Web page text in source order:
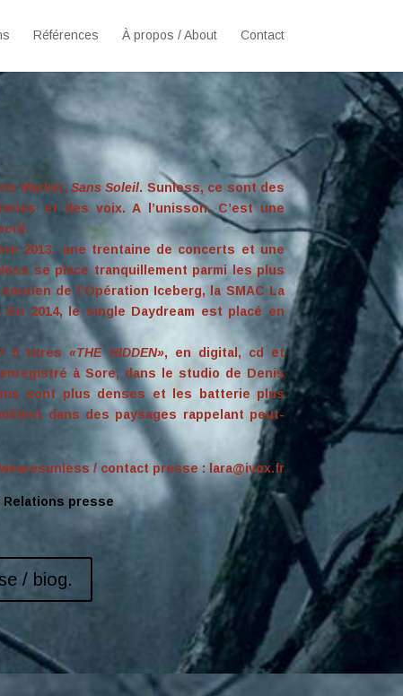
Références À propos / About Contact
Marker, Sans Soleil. Sunless, ce sont des
et des voix. A l’unisson. C’est une
2013, une trentaine de concerts et une
se place tranquillement parmi les plus
de l’Opération Iceberg, la SMAC La
2014, le single Daydream est placé en
5 titres«THE HIDDEN», en digital, cd et
à Sore, dans le studio de Denis
sont plus denses et les batterie plus
dans des paysages rappelant peut-
/ contact presse : lara@ivox.fr
Relations presse
/ biog.